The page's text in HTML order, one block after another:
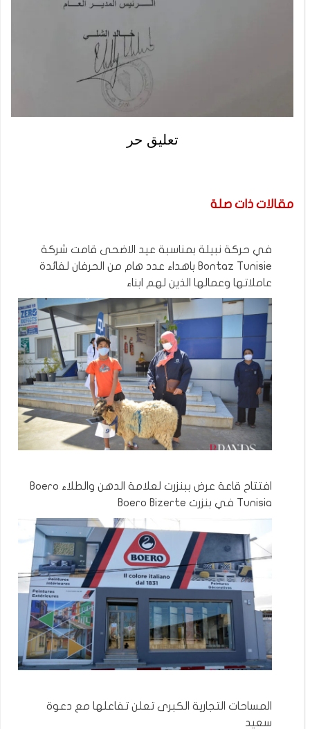
تعليق حر
مقالات ذات صلة
في حركة نبيلة بمناسبة عيد الاضحى قامت شركة
Bontaz Tunisie باهداء عدد هام من الحرفان لفائدة
عاملاتها وعمالها الذين لهم ابناء
افتتاح قاعة عرض ببنزرت لعلامة الدهن والطلاء Boero
Tunisia في بنزرت Boero Bizerte
المساحات التجارية الكبرى تعلن تفاعلها مع دعوة
سعيد